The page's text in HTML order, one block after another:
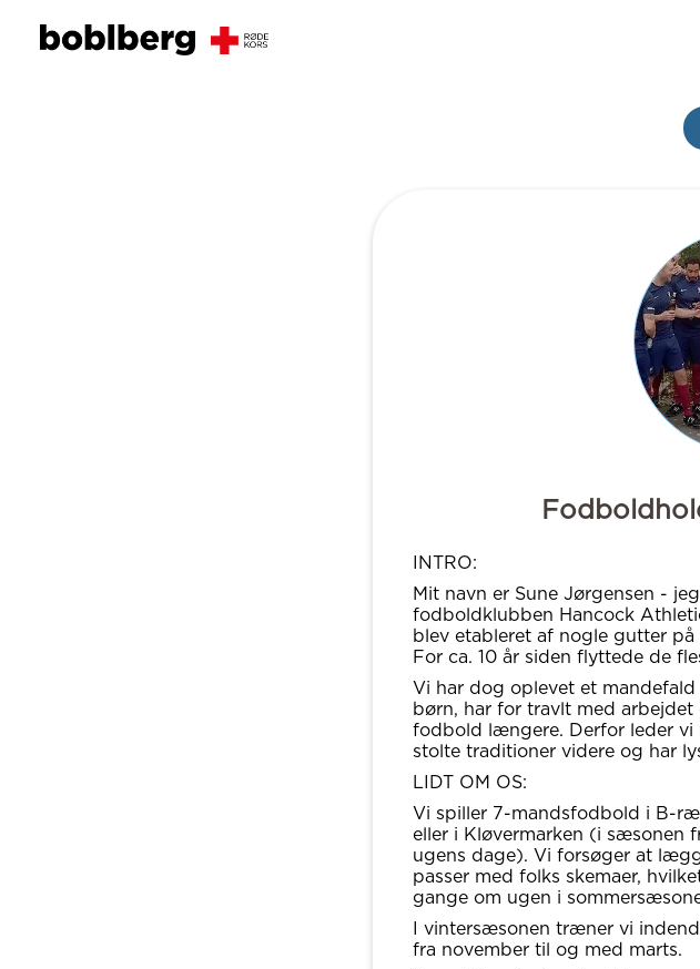
INTRO:
Mit navn er Sune Jørgensen -
fodboldklubben Hancock
blev etableret af nogle gutter
For ca. 10 år siden flyttede de
Vi har dog oplevet et
børn, har for travlt med
fodbold længere. Derfor leder vi
stolte traditioner videre og har
LIDT OM OS:
Vi spiller 7-mandsfodbold i B-
eller i Kløvermarken (i sæsonen
ugens dage). Vi forsøger at
passer med folks skemaer,
gange om ugen i
I vintersæsonen træner vi
fra november til og med marts.